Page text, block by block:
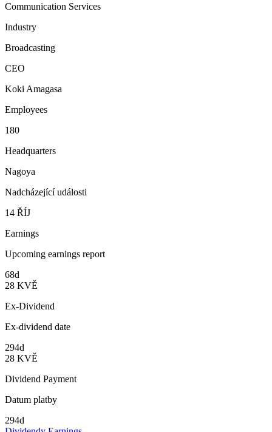
Communication Services
Industry
Broadcasting
CEO
Koki Amagasa
Employees
180
Headquarters
Nagoya
Nadcházející události
14 ŘÍJ
Earnings
Upcoming earnings report
68d
28 KVĚ
Ex-Dividend
Ex-dividend date
294d
28 KVĚ
Dividend Payment
Datum platby
294d